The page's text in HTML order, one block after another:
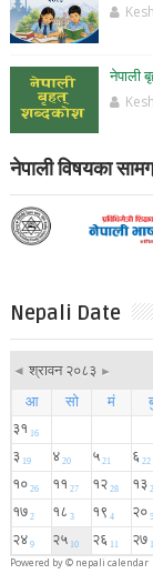
नेपाली
नेपाली विषयका
Nepali Date
Powered by © nepali calendar